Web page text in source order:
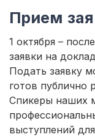
Прием
1 октября –
заявки на
Подать заявку
готов публично
Спикеры наших
выступлений